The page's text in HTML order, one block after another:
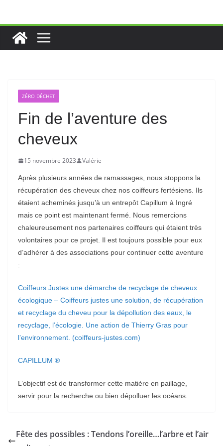
contenu
ZÉRO DÉCHET
Fin de l’aventure des
cheveux
15 novembre 2023 Valérie
Après plusieurs années de ramassages, nous stoppons la
récupération des cheveux chez nos coiffeurs fertésiens. Ils
étaient acheminés jusqu’à un entrepôt Capillum à Ingré
mais ce point est maintenant fermé. Nous remercions
chaleureusement nos partenaires coiffeurs qui étaient très
volontaires pour ce projet. Il est toujours possible pour eux
d’adhérer à des associations pour continuer cette aventure
:
Coiffeurs Justes une démarche de recyclage de cheveux
écologique – Coiffeurs justes une solution, de récupération
et recyclage du cheveu pour la dépollution des eaux, le
recyclage, l’écologie. Une action de Thierry Gras pour
l’environnement. (coiffeurs-justes.com)
CAPILLUM ®
L’objectif est de transformer cette matière en paillage,
servir pour la recherche ou bien dépolluer les océans.
Fête des possibles : Tendons l’oreille…l’arbre et l’air